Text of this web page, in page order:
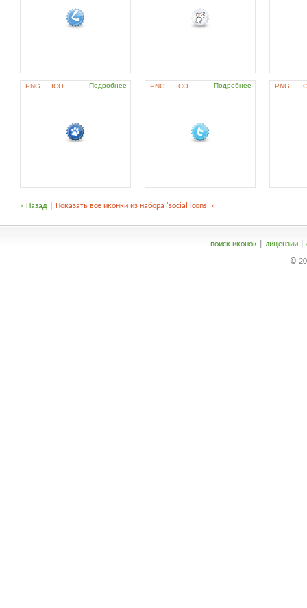
PNG ICO Подробнее PNG ICO Подробнее PNG
« Назад Показать все иконки из набора 'social icons' »
поиск иконок| лицензии|
©